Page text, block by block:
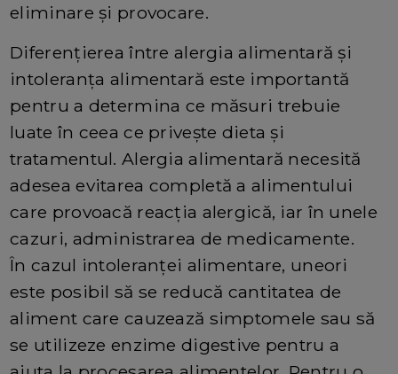
eliminare și provocare.
Diferențierea între alergia alimentară și
intoleranța alimentară este importantă
pentru a determina ce măsuri trebuie
luate în ceea ce privește dieta și
tratamentul. Alergia alimentară necesită
adesea evitarea completă a alimentului
care provoacă reacția alergică, iar în unele
cazuri, administrarea de medicamente.
În cazul intoleranței alimentare, uneori
este posibil să se reducă cantitatea de
aliment care cauzează simptomele sau să
se utilizeze enzime digestive pentru a